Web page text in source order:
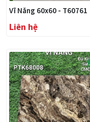
Vĩ Năng 60x60 - T60761
Liên hệ